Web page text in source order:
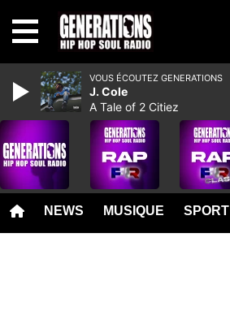
NEWS MUSIQUE SPORT
VOUS ÉCOUTEZ GENERATIONS
J. Cole
A Tale of 2 Citiez